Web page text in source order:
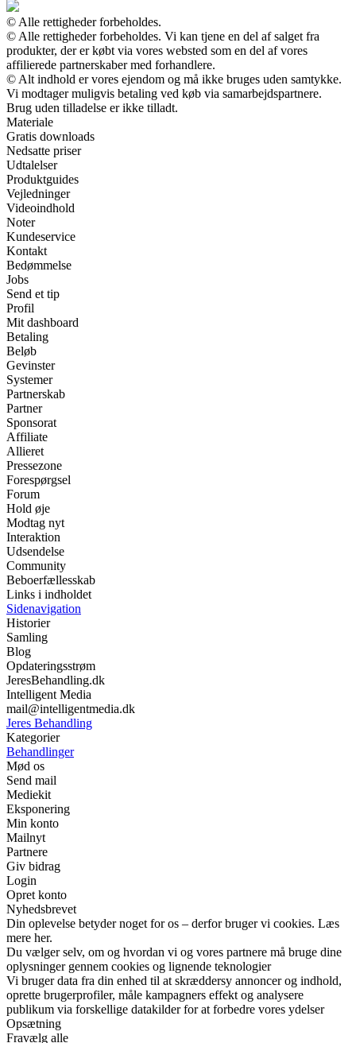
© Alle rettigheder forbeholdes.
© Alle rettigheder forbeholdes. Vi kan tjene en del af salget fra
produkter, der er købt via vores websted som en del af vores
affilierede partnerskaber med forhandlere.
© Alt indhold er vores ejendom og må ikke bruges uden samtykke.
Vi modtager muligvis betaling ved køb via samarbejdspartnere.
Brug uden tilladelse er ikke tilladt.
Materiale
Gratis downloads
Nedsatte priser
Udtalelser
Produktguides
Vejledninger
Videoindhold
Noter
Kundeservice
Kontakt
Bedømmelse
Jobs
Send et tip
Profil
Mit dashboard
Betaling
Beløb
Gevinster
Systemer
Partnerskab
Partner
Sponsorat
Affiliate
Allieret
Pressezone
Forespørgsel
Forum
Hold øje
Modtag nyt
Interaktion
Udsendelse
Community
Beboerfællesskab
Links i indholdet
Sidenavigation
Historier
Samling
Blog
Opdateringsstrøm
JeresBehandling.dk
Intelligent Media
mail@intelligentmedia.dk
Jeres Behandling
Kategorier
Behandlinger
Mød os
Send mail
Mediekit
Eksponering
Min konto
Mailnyt
Partnere
Giv bidrag
Login
Opret konto
Nyhedsbrevet
Din oplevelse betyder noget for os – derfor bruger vi cookies. Læs
mere her.
Du vælger selv, om og hvordan vi og vores partnere må bruge dine
oplysninger gennem cookies og lignende teknologier
Vi bruger data fra din enhed til at skræddersy annoncer og indhold,
oprette brugerprofiler, måle kampagners effekt og analysere
publikum via forskellige datakilder for at forbedre vores ydelser
Opsætning
Fravælg alle